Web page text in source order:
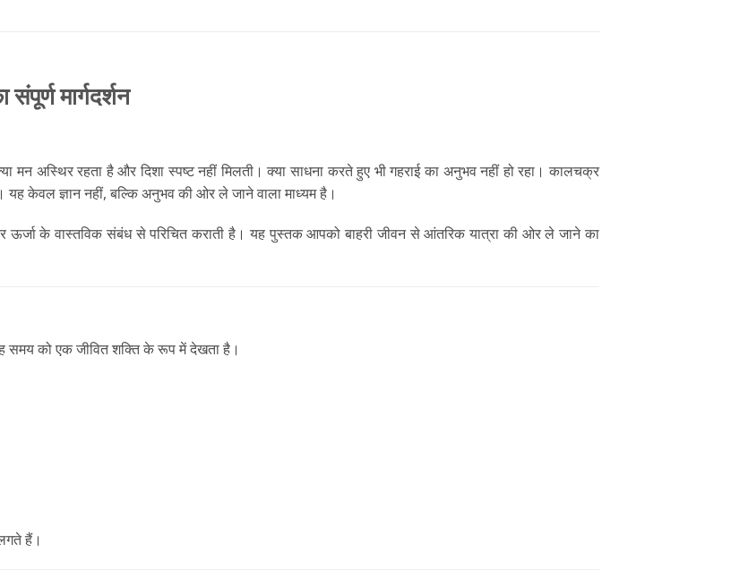
मार्गदर्शन
मन अस्थिर रहता है और दिशा स्पष्ट नहीं मिलती। क्या साधना करते हुए भी गहराई का अनुभव नहीं हो रहा। कालचक्र
केवल ज्ञान नहीं, बल्कि अनुभव की ओर ले जाने वाला माध्यम है।
के वास्तविक संबंध से परिचित कराती है। यह पुस्तक आपको बाहरी जीवन से आंतरिक यात्रा की ओर ले जाने का
समय को एक जीवित शक्ति के रूप में देखता है।
हैं।